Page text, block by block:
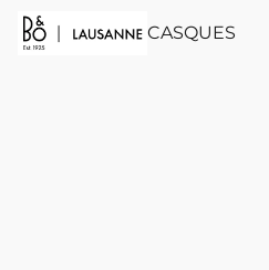
CASQUES